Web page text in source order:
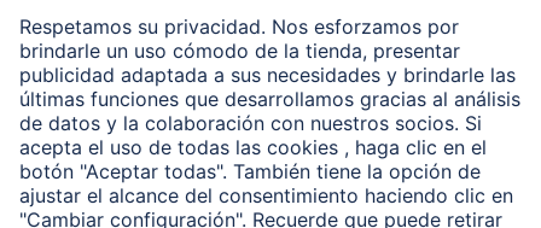
Clientes online
Conviértete en distribuidor
Compañía